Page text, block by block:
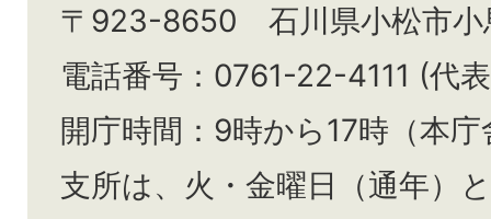
〒923-8650 石川県小松市小
電話番号：0761-22-4111 (代
開庁時間：9時から17時（本
支所は、火・金曜日（通年）と